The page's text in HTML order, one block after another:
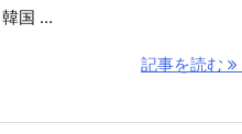
国 ...
記事を読む